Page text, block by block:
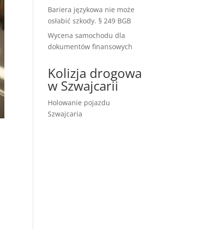
Bariera językowa nie może
osłabić szkody. § 249 BGB
Wycena samochodu dla
dokumentów finansowych
Kolizja drogowa
w Szwajcarii
Holowanie pojazdu
Szwajcaria